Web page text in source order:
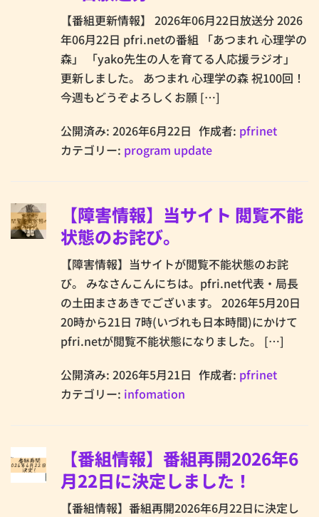
【番組更新情報】 2026年06月22日放送分 2026
年06月22日 pfri.netの番組 「あつまれ 心理学の
森」 「yako先生の人を育てる人応援ラジオ」
更新しました。 あつまれ 心理学の森 祝100回！
今週もどうぞよろしくお願 […]
公開済み: 2026年6月22日 作成者: pfrinet
カテゴリー: program update
【障害情報】当サイト 閲覧不能
状態のお詫び。
【障害情報】当サイトが閲覧不能状態のお詫
び。 みなさんこんにちは。pfri.net代表・局長
の土田まさあきでございます。 2026年5月20日
20時から21日 7時(いづれも日本時間)にかけて
pfri.netが閲覧不能状態になりました。 […]
公開済み: 2026年5月21日 作成者: pfrinet
カテゴリー: infomation
【番組情報】番組再開2026年6
月22日に決定しました！
【番組情報】番組再開2026年6月22日に決定し